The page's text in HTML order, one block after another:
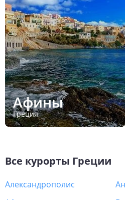
Афины
Греция
Все курорты Греции
Александрополис